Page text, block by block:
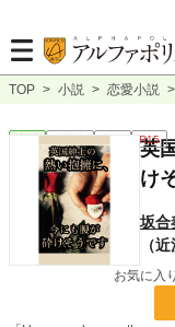
TOP > 小説 > 恋愛小説 >
連載中 長編 R15
英
け
坂合
（
お気に入